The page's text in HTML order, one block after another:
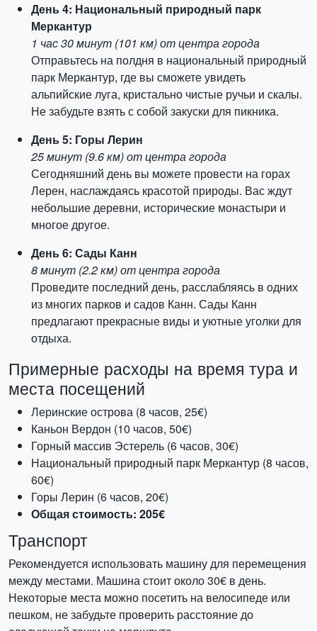
День 4: Национальный природный парк
Меркантур
1 час 30 минут (101 км) от центра города
Отправьтесь на полдня в национальный природный
парк Меркантур, где вы сможете увидеть
альпийские луга, кристально чистые ручьи и скалы.
Не забудьте взять с собой закуски для пикника.
День 5: Горы Лерин
25 минут (9.6 км) от центра города
Сегодняшний день вы можете провести на горах
Лерен, наслаждаясь красотой природы. Вас ждут
небольшие деревни, исторические монастыри и
многое другое.
День 6: Сады Канн
8 минут (2.2 км) от центра города
Проведите последний день, расслабляясь в одних
из многих парков и садов Канн. Сады Канн
предлагают прекрасные виды и уютные уголки для
отдыха.
Примерные расходы на время тура и
места посещений
Леринские острова (8 часов, 25€)
Каньон Вердон (10 часов, 50€)
Горный массив Эстерель (6 часов, 30€)
Национальный природный парк Меркантур (8 часов,
60€)
Горы Лерин (6 часов, 20€)
Общая стоимость: 205€
Транспорт
Рекомендуется использовать машину для перемещения
между местами. Машина стоит около 30€ в день.
Некоторые места можно посетить на велосипеде или
пешком, не забудьте проверить расстояние до